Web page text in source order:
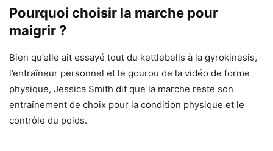
Pourquoi choisir la marche pour
maigrir ?
Bien qu’elle ait essayé tout du kettlebells à la gyrokinesis,
l’entraîneur personnel et le gourou de la vidéo de forme
physique, Jessica Smith dit que la marche reste son
entraînement de choix pour la condition physique et le
contrôle du poids.